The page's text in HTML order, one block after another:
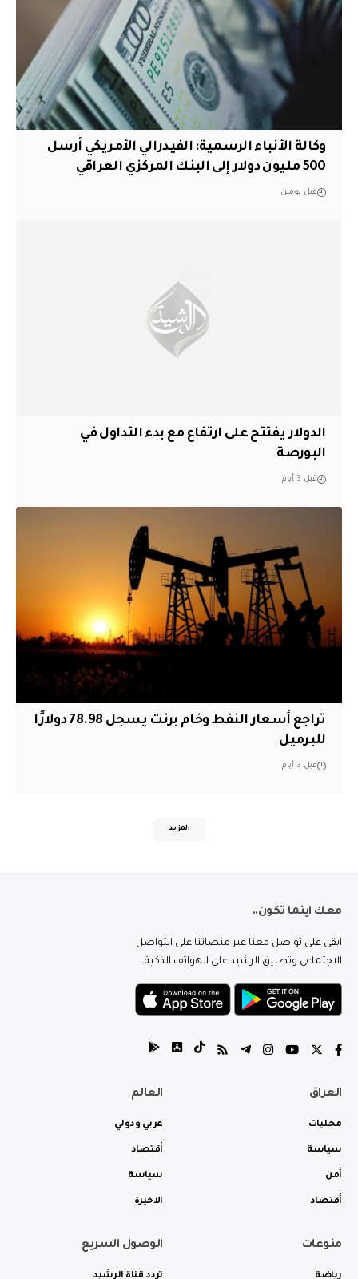
وكالة الأنباء الرسمية: الفيدرالي الأمريكي أرسل
500 مليون دولار إلى البنك المركزي العراقي
قبل يومين
الدولار يفتتح على ارتفاع مع بدء التداول في
البورصة
قبل 3 أيام
تراجع أسعار النفط وخام برنت يسجل 78.98 دولارًا
للبرميل
قبل 3 أيام
المزيد
معك اينما تكون..
ابقى على تواصل معنا عبر منصاتنا على التواصل
الاجتماعي وتطبيق الرشيد على الهواتف الذكية.
العراق
محليات
سياسة
أمن
أقتصاد
العالم
عربي ودولي
أقتصاد
سياسة
الاخيرة
منوعات
رياضة
الوصول السريع
تردد قناة الرشيد